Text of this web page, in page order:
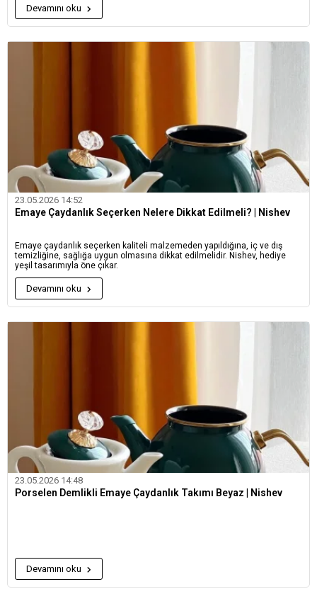
Devamını oku
23.05.2026 14:52
Emaye Çaydanlık Seçerken Nelere Dikkat Edilmeli? | Nishev
Emaye çaydanlık seçerken kaliteli malzemeden yapıldığına, iç ve dış
temizliğine, sağlığa uygun olmasına dikkat edilmelidir. Nishev, hediye
yeşil tasarımıyla öne çıkar.
Devamını oku
23.05.2026 14:48
Porselen Demlikli Emaye Çaydanlık Takımı Beyaz | Nishev
Devamını oku